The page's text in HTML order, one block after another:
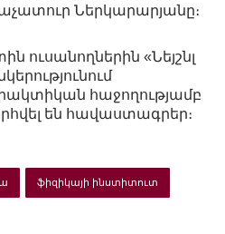
Ներկարարյանը։
ուսանողներին «Նեյշնլ
հաջողությամբ
են հավաստագրեր։
ֆիզիկայի ինստիտուտ